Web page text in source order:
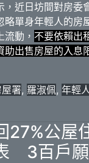
，近日坊間對房委
略單身年輕人的房
動， 不要依賴出
助出售房屋的入息
屋署, 羅淑佩, 年輕
27%公屋
3百戶